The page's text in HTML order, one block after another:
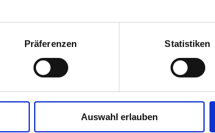
Präferenzen Statistiken
Auswahl erlauben